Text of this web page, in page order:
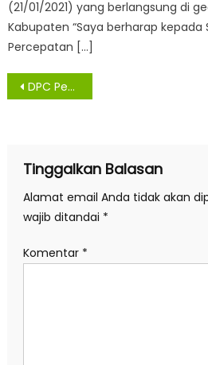
(21/01/2021) yang berlangsung di
Kabupaten “Saya berharap kepada
Percepatan […]
Navigasi
DPC Pendawa Kab. Labura Berikan Santunan Tali Asih Dan Paket Sembako di Cafe Aisyah
Tinggalkan Balasan
Alamat email Anda tidak akan
wajib ditandai *
Komentar *